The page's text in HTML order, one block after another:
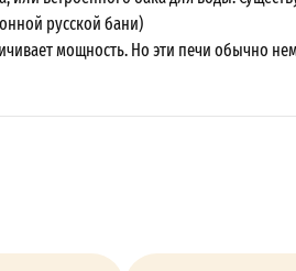
русской бани)
мощность. Но эти печи обычно